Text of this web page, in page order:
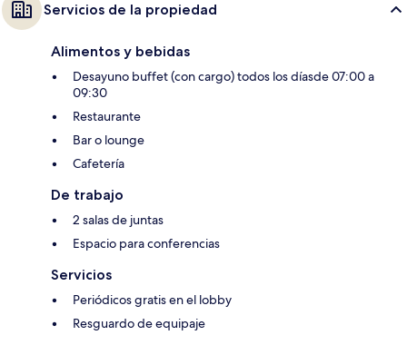
Servicios de la propiedad
Alimentos y bebidas
Desayuno buffet (con cargo) todos los díasde 07:00 a
09:30
Restaurante
Bar o lounge
Cafetería
De trabajo
2 salas de juntas
Espacio para conferencias
Servicios
Periódicos gratis en el lobby
Resguardo de equipaje